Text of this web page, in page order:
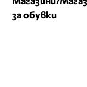
за обувки